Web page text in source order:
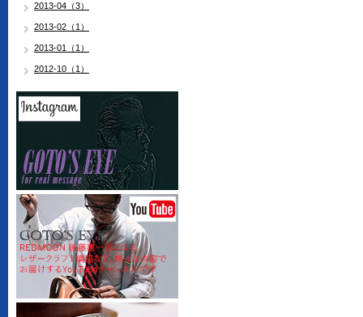
2013-04（3）
2013-02（1）
2013-01（1）
2012-10（1）